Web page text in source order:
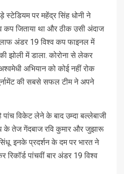
पर महेंद्र सिंह धोनी ने
कप जिताया था और ठीक उसी अंदाज
अंडर 19 विश्व कप फाइनल में
झोली में डाला. कोरोना से लेकर
अभियान को कोई नहीं रोक
की सबसे सफल टीम ने अपने
विकेट लेने के बाद उम्दा बल्लेबाजी
के तेज गेंदबाज रवि कुमार और जुझारू
इनके प्रदर्शन के दम पर भारत ने
पांचवीं बार अंडर 19 विश्व